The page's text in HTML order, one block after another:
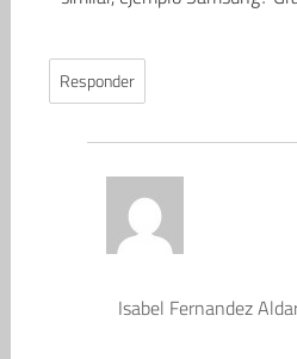
Responder
Isabel Fernandez